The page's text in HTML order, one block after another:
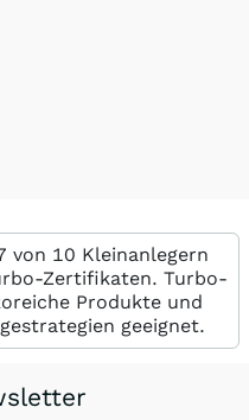
von 10 Kleinanlegern
Zertifikaten. Turbo-
Produkte und
geeignet.